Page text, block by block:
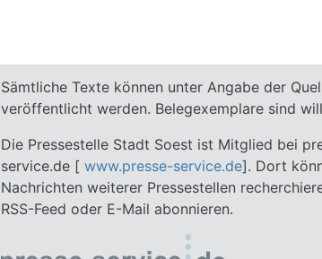
Sämtliche Texte können unter Angabe der
veröffentlicht werden. Belegexemplare sind
Die Pressestelle Stadt Soest ist Mitglied bei
service.de [ www.presse-service.de]. Dort
Nachrichten weiterer Pressestellen
RSS-Feed oder E-Mail abonnieren.